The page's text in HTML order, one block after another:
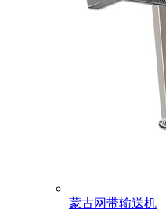
蒙古网带输送机